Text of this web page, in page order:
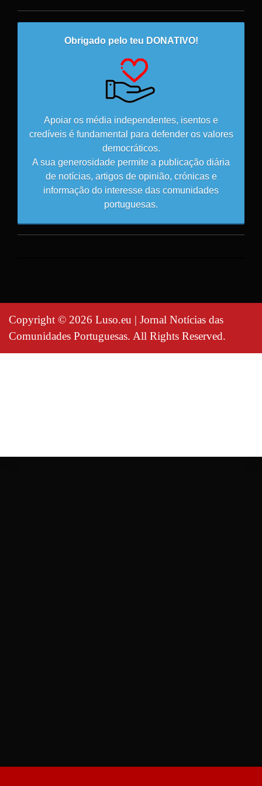
Obrigado pelo teu DONATIVO!
Apoiar os média independentes, isentos e
credíveis é fundamental para defender os valores
democráticos.
A sua generosidade permite a publicação diária
de notícias, artigos de opinião, crónicas e
informação do interesse das comunidades
portuguesas.
Copyright © 2026 Luso.eu | Jornal Notícias das
Comunidades Portuguesas. All Rights Reserved.